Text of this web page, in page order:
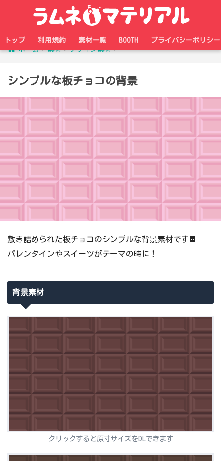
トップ 利用規約 素材一覧 BOOTH
プライバシーポリシー
ホーム
素材 デザイン素材
シンプルな板チョコの背景
敷き詰められた板チョコのシンプルな背景素材です🍫
バレンタインやスイーツがテーマの時に！
背景素材
クリックすると原寸サイズをDLできます